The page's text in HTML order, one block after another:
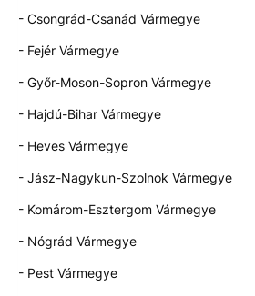
- Csongrád-Csanád Vármegye
- Fejér Vármegye
- Győr-Moson-Sopron Vármegye
- Hajdú-Bihar Vármegye
- Heves Vármegye
- Jász-Nagykun-Szolnok Vármegye
- Komárom-Esztergom Vármegye
- Nógrád Vármegye
- Pest Vármegye